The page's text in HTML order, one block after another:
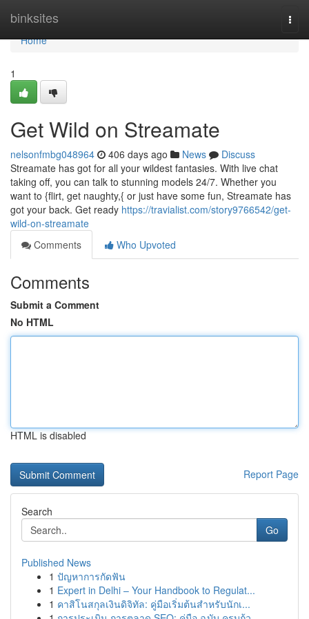
binksites
Home
Home
1
Get Wild on Streamate
nelsonfmbg048964 406 days ago News
Discuss
Streamate has got for all your wildest fantasies. With live chat
taking off, you can talk to stunning models 24/7. Whether you
want to {flirt, get naughty,{ or just have some fun, Streamate has
got your back. Get ready https://travialist.com/story9766542/get-
wild-on-streamate
Comments
Who Upvoted
Comments
Submit a Comment
No HTML
HTML is disabled
Report Page
Search
Go
Published News
1 ปัญหาการกัดฟัน
1 Expert in Delhi – Your Handbook to Regulat...
1 คาสิโนสกุลเงินดิจิทัล: คู่มือเริ่มต้นสำหรับนักเ...